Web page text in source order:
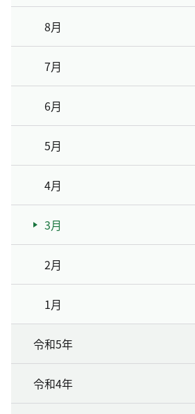
8月
7月
6月
5月
4月
3月
2月
1月
令和5年
令和4年